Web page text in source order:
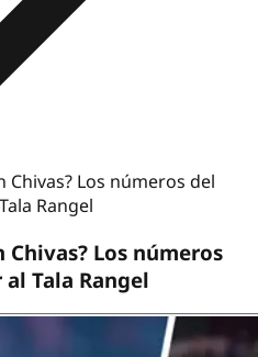
Chivas? Los números del
Rangel
Los números
Tala Rangel